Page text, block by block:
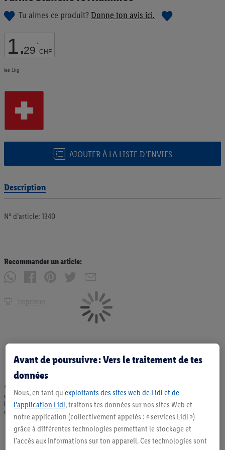
Tu aimes ce produit?Donne ton avis ici.
1.29 *
CHF
les 1kg
AJOUTER À LA LISTE D’ENVIES
la
d’images
Description
N° d’article: 1340
Recommander un article:
Imprimer
* Offres valables dans la limite des stocks disponibles. Vente limitée à des
quantités usuelles pour un ménage. Vendu sans décoration. Les produits faisant
l'objet de la publicité, notamment les produits NonFood, ne font pas partie de
notre assortiment de produits permanents. Ill. semblables.
Avant de poursuivre : Vers le traitement de tes
données
Nous, en tant qu'exploitants des sites web de Lidl et de
l’application Lidl, traitons tes données sur nos sites Web et
notre application (collectivement appelés : « services Lidl »)
grâce à différentes technologies permettant le stockage et
l'accès aux informations sur ton appareil. Ces technologies sont